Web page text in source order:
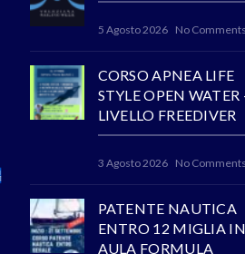
5 Agosto 2026 No Comments
CORSO APNEA LIFE
STYLE OPEN WATER
LIVELLO FREEDIVER
3 Agosto 2026 No Comments
PATENTE NAUTICA
ENTRO 12 MIGLIA IN
AULA FORMULA